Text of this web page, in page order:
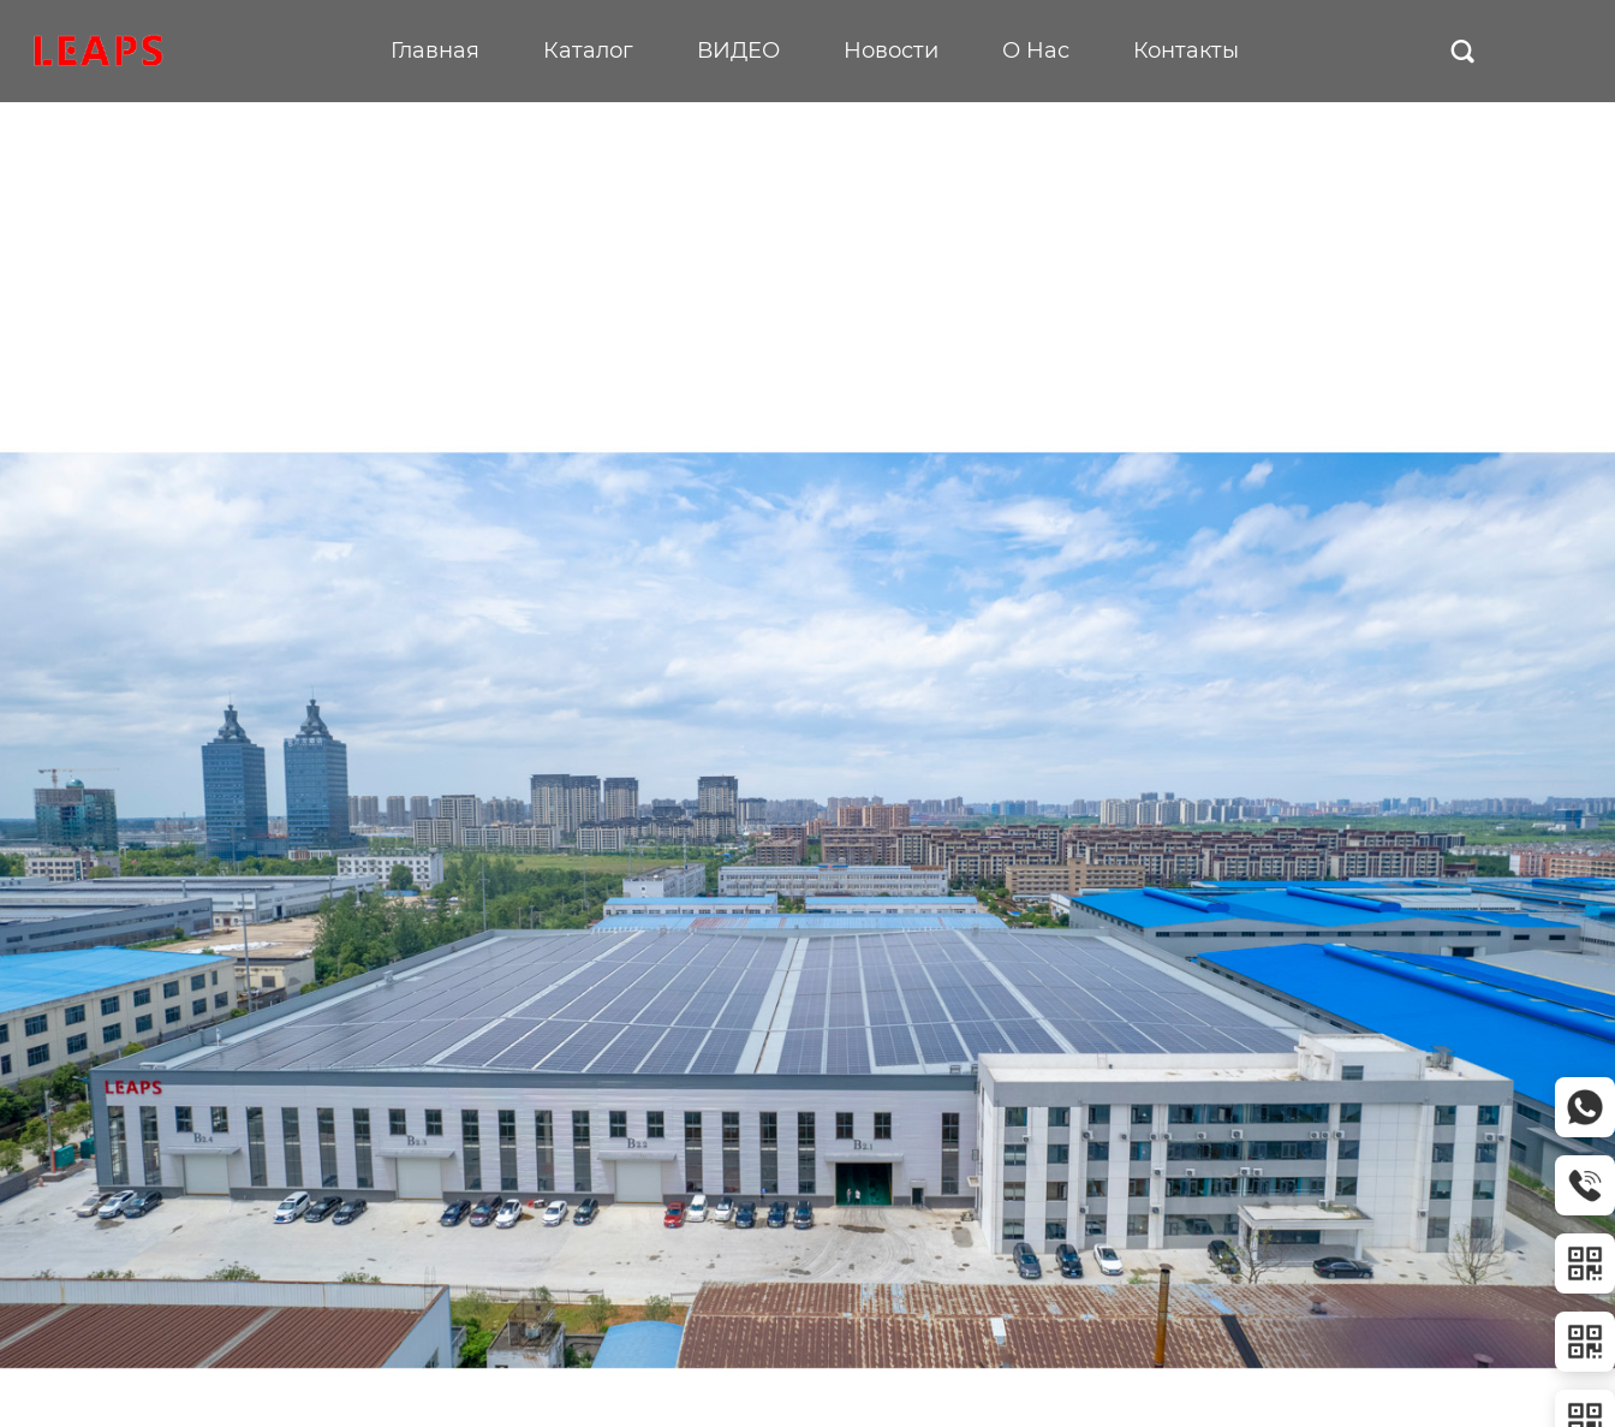
Главная Каталог ВИДЕО Новости О Hас Контакты 